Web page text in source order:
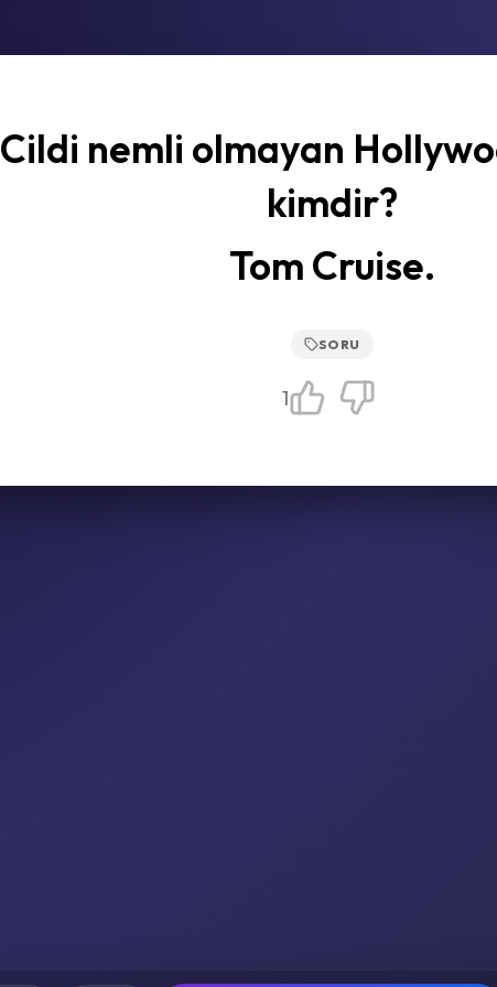
Cildi nemli olmayan
kimdir?
Tom Cruise.
SORU
1